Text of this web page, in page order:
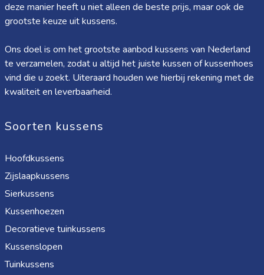
deze manier heeft u niet alleen de beste prijs, maar ook de
grootste keuze uit kussens.
Ons doel is om het grootste aanbod kussens van Nederland
te verzamelen, zodat u altijd het juiste kussen of kussenhoes
vind die u zoekt. Uiteraard houden we hierbij rekening met de
kwaliteit en leverbaarheid.
Soorten kussens
Hoofdkussens
Zijslaapkussens
Sierkussens
Kussenhoezen
Decoratieve tuinkussens
Kussenslopen
Tuinkussens